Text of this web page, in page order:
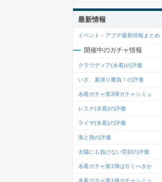
最新情報
イベント・アプデ最新情報まとめ
開催中のガチャ情報
クラウディア(水着)の評価
いざ、素潜り勝負！の評価
水着ガチャ第3弾ガチャシミュ
レスナ(水着)の評価
ライザ(水着)の評価
海と熱の評価
太陽にも負けない笑顔の評価
水着ガチャ第1弾は引くべきか
水着ガチャ第1弾ガチャシミュ